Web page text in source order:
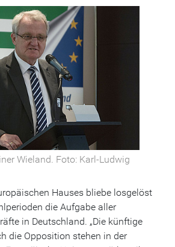
Wieland. Foto: Karl-Ludwig
Hauses bliebe losgelöst
die Aufgabe aller
in Deutschland. „Die künftige
die Opposition stehen in der